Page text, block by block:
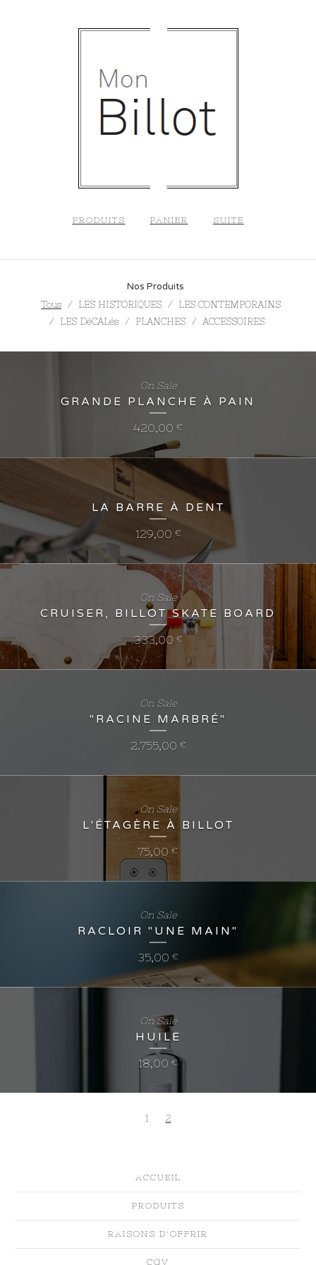
PRODUITS PANIER SUITE
Nos Produits
Tous LES HISTORIQUES
LES CONTEMPORAINS
LES DéCALés
PLANCHES ACCESSOIRES
GRANDE PLANCHE À PAIN
420,00 €
On Sale
LA BARRE À DENT
129,00 €
CRUISER, BILLOT SKATE BOARD
333,00 €
On Sale
"RACINE MARBRÉ"
2.755,00 €
On Sale
L'ÉTAGÈRE À BILLOT
75,00 €
On Sale
RACLOIR "UNE MAIN"
35,00 €
On Sale
HUILE
18,00 €
On Sale
1 2
ACCUEIL
PRODUITS
RAISONS D'OFFRIR
CGV